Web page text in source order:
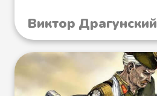
Виктор Драгунский